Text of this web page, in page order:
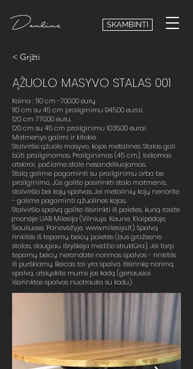
SKAMBINTI
< Grįžti
ĄŽUOLO MASYVO STALAS 001
Kaina : 110 cm -700.00 eurų.
110 cm su 45 cm prailginimu 945.00 eurai.
120 cm 770.00 euru.
120 cm su 45 cm prailginimu 1035.00 eurai.
Matmenys galimi ir kitokie.
Stalviršis ąžuolo masyvo, kojos metalinės. Stalas gali
būti prailginamas. Prailginimas (45 cm), laikomas
atskirai, pačiame stale nesandėliuojamas.
Stalą galime pagaminti su prailginimu arba be
prailginimo, Jūs galite pasirinkti stalo matmenis,
stalviršio bei kojų spalvas. Jei metalinių kojų nenorite
- galime pagaminti ąžuolines kojas.
Stalviršio spalvą galite išsirinkti iš paletės, kurią rasite
įmonėje UAB Milesija (Vilniuje, Kaune, Klaipėdoje,
Šiauliuose, Panevėžyje, www.milesija.lt). Spalvą
rinkitės iš tepamų beicų paletės (bus gražesnis
stalas, daugiau išryškėja medžio struktūra), Jei tarp
tepamų beicų nerandate norimos spalvos - rinkitės
iš purškiamų. Beicas tai yra spalva. Išsirinkę norimą
spalvą, atsiųskite mums jos kodą (geriausiai
išsirinktos spalvos nuotrauka su kodu).